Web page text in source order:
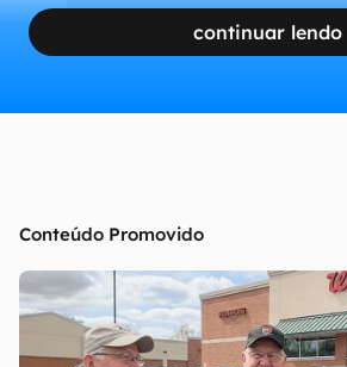
continuar lendo